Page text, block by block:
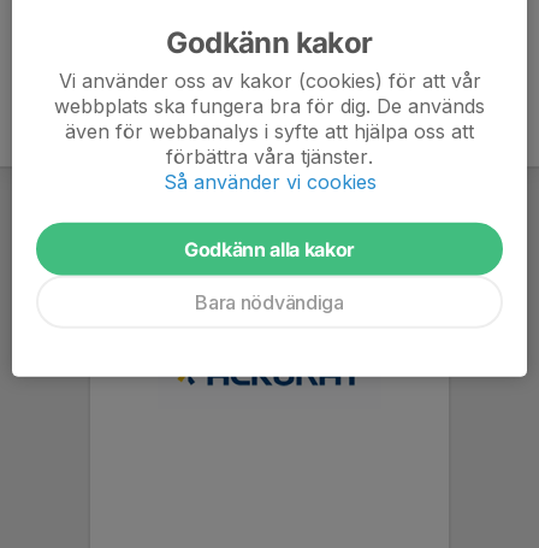
Godkänn kakor
Vi använder oss av kakor (cookies) för att vår
webbplats ska fungera bra för dig. De används
även för webbanalys i syfte att hjälpa oss att
förbättra våra tjänster.
Så använder vi cookies
Godkänn alla kakor
Bara nödvändiga